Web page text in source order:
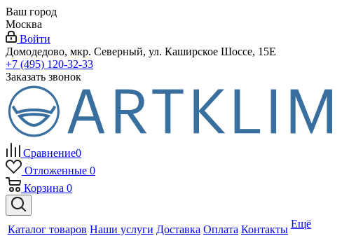
Ваш город
Москва
Войти
Домодедово, мкр. Северный, ул. Каширское Шоссе, 15Е
+7 (495) 120-32-33
Заказать звонок
Сравнение0
Отложенные 0
Корзина 0
Каталог товаров Наши услуги Доставка Оплата Контакты Ещё